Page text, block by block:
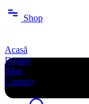
Sari
Shop
Acasă
Despre
Blog
Contact